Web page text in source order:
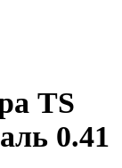
TS
0.41